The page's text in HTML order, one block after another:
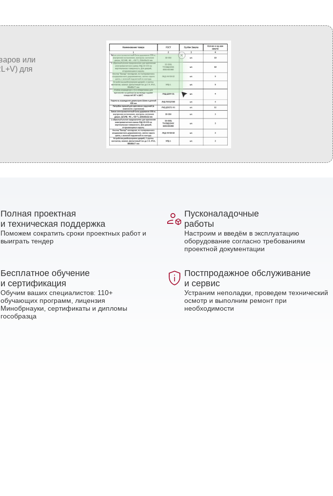
Полная проектная
и техническая поддержка
Поможем сократить сроки проектных работ и
выиграть тендер
Пусконаладочные
работы
Настроим и введём в эксплуатацию
оборудование согласно требованиям
проектной документации
Бесплатное обучение
и сертификация
Обучим ваших специалистов: 110+
обучающих программ, лицензия
Минобрнауки, сертификаты и дипломы
гособразца
Постпродажное обслуживание
и сервис
Устраним неполадки, проведем технический
осмотр и выполним ремонт при
необходимости